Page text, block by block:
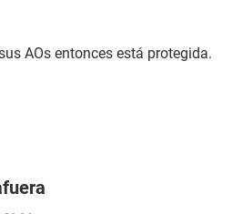
AOs entonces está protegida.